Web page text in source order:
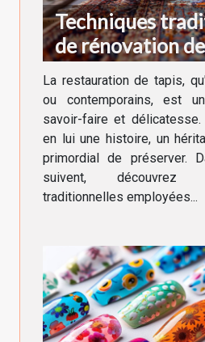
Techniques
de rénovation
anciens et
La restauration de tapis,
ou contemporains, est
savoir-faire et
en lui une histoire, un
primordial de préserver.
suivent, découvrez
traditionnelles employées...